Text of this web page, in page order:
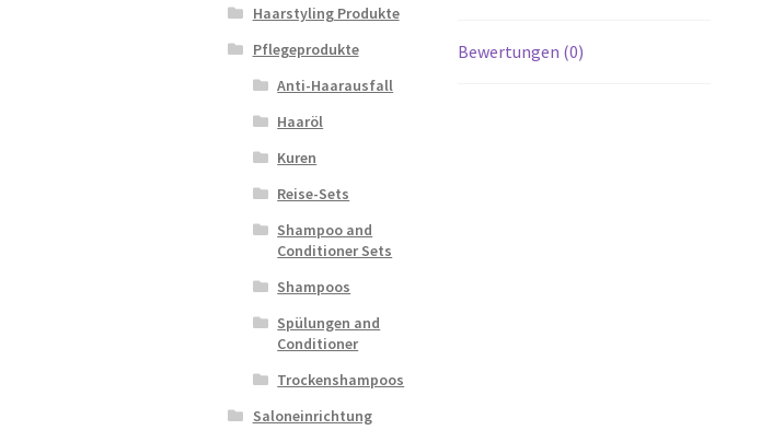
Bewertungen (0)
Haarstyling Produkte
Pflegeprodukte
Anti-Haarausfall
Haaröl
Kuren
Reise-Sets
Shampoo and
Conditioner Sets
Shampoos
Spülungen and
Conditioner
Trockenshampoos
Saloneinrichtung